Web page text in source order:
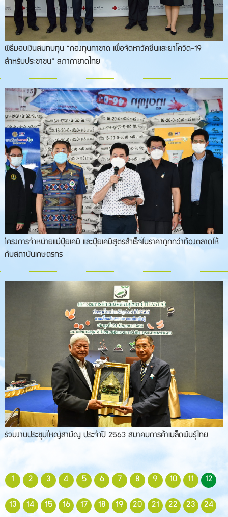
พิธีมอบเงินสมทบทุน “กองทุนกาชาด เพื่อจัดหาวัคซีนและยาโควิด-19
สำหรับประชาชน” สภากาชาดไทย
โครงการจำหน่ายแม่ปุ๋ยเคมี และปุ๋ยเคมีสูตรสำเร็จในราคาถูกกว่าท้องตลาดให้
กับสถาบันเกษตรกร
ร่วมงานประชุมใหญ่สามัญ ประจำปี 2563 สมาคมการค้าเมล็ดพันธุ์ไทย
1 2 3 4 5 6 7 8 9 10 11 12
13 14 15 16 17 18 19 20 21 22 23 24